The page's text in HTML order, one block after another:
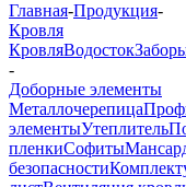
Главная-Продукция-
Кровля
КровляВодосток
-
Доборные элементы
Металлочерепица
элементыУтеплитель
пленкиСофиты
безопасности